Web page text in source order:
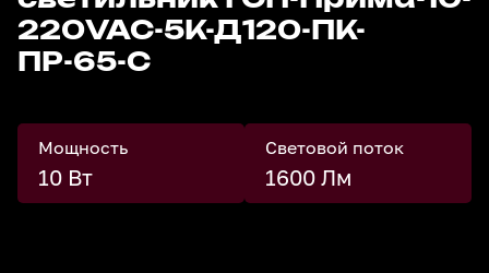
220VAC-5К-Д120-ПК-
ПР-65-С
Мощность
10 Вт
Световой поток
1600 Лм